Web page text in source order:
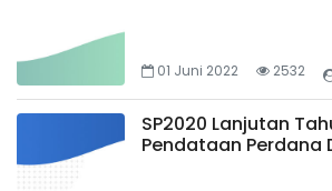
01 Juni 2022 2532
SP2020 Lanjutan
Pendataan Perdana